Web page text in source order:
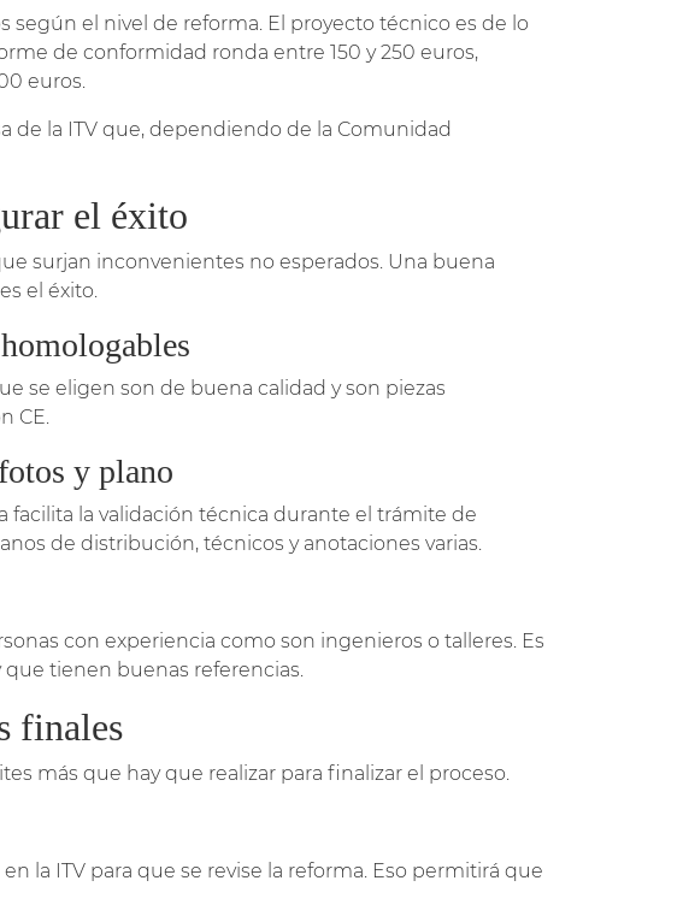
según el nivel de reforma. El proyecto técnico es de lo
de conformidad ronda entre 150 y 250 euros,
euros.
de la ITV que, dependiendo de la Comunidad
el éxito
surjan inconvenientes no esperados. Una buena
el éxito.
se eligen son de buena calidad y son piezas
CE.
y plano
la validación técnica durante el trámite de
de distribución, técnicos y anotaciones varias.
con experiencia como son ingenieros o talleres. Es
tienen buenas referencias.
finales
más que hay que realizar para finalizar el proceso.
la ITV para que se revise la reforma. Eso permitirá que